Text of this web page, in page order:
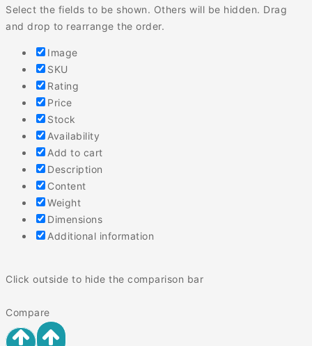
Select the fields to be shown. Others will be hidden. Drag
and drop to rearrange the order.
Image
SKU
Rating
Price
Stock
Availability
Add to cart
Description
Content
Weight
Dimensions
Additional information
Click outside to hide the comparison bar
Compare